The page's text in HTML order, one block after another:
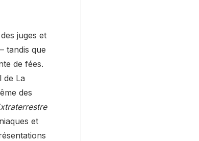
juges et
tandis que
de fées.
de La
des
et